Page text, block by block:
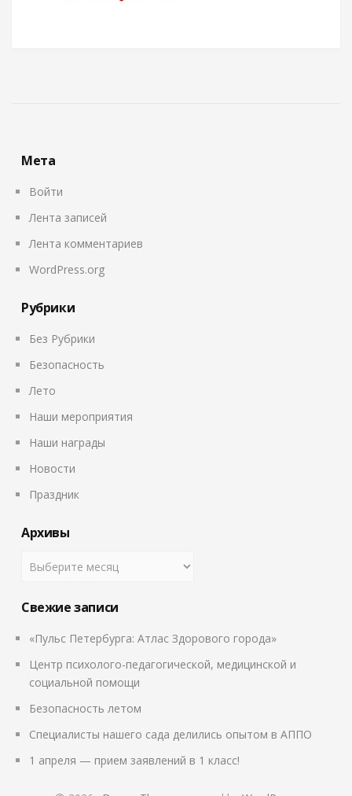
Мета
Войти
Лента записей
Лента комментариев
WordPress.org
Рубрики
Без Рубрики
Безопасность
Лето
Наши мероприятия
Наши награды
Новости
Праздник
Архивы
Свежие записи
«Пульс Петербурга: Атлас Здорового города»
Центр психолого-педагогической, медицинской и
социальной помощи
Безопасность летом
Специалисты нашего сада делились опытом в АППО
1 апреля — прием заявлений в 1 класс!